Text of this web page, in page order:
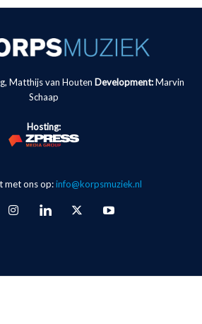
Matthijs van Houten Development: Marvin
Schaap
Hosting:
met ons op:info@korpsmuziek.nl